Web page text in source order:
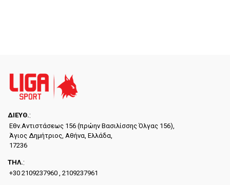
ΔΙΕYΘ.:
Εθν.Αντιστάσεως 156 (πρώην Βασιλίσσης Όλγας 156),
Άγιος Δημήτριος, Αθήνα, Ελλάδα,
17236
ΤΗΛ.:
+30 2109237960 , 2109237961